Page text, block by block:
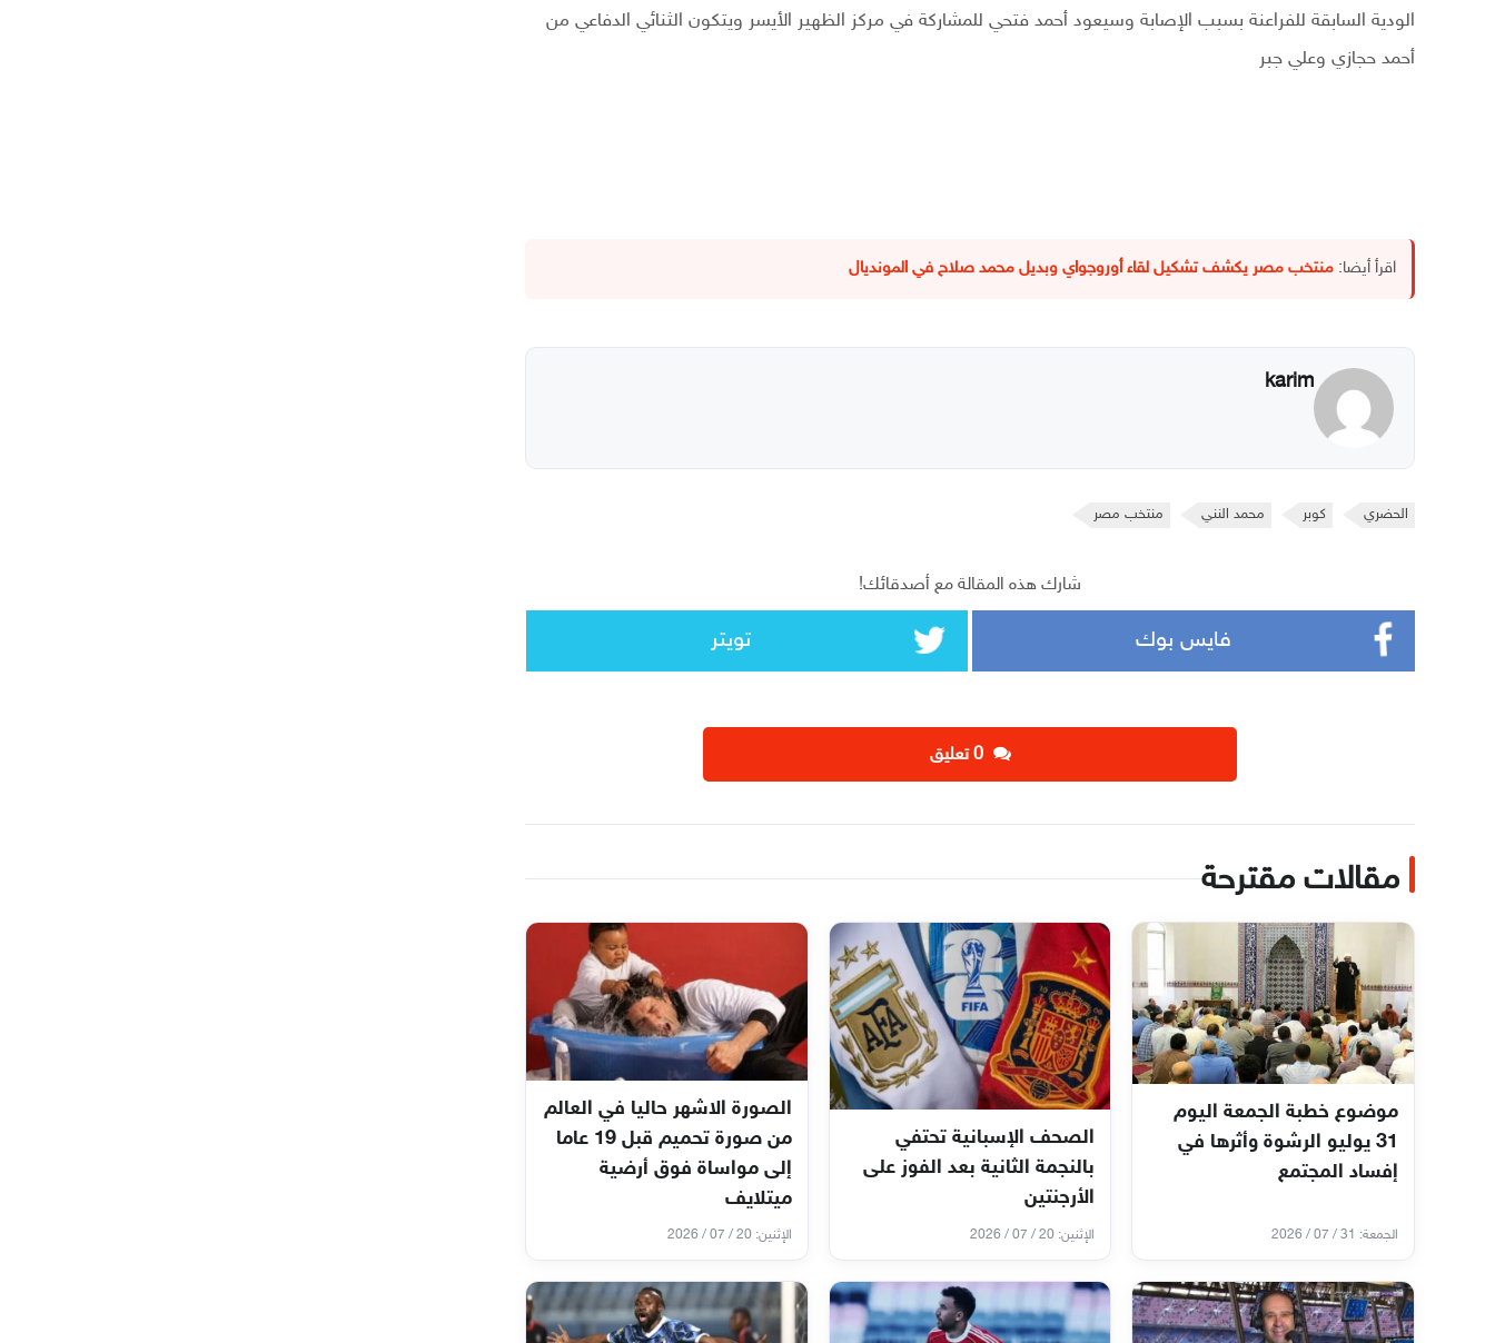
الودية السابقة للفراعنة بسبب الإصابة وسيعود أحمد فتحي للمشاركة في مركز الظهير الأيسر ويتكون الثنائي الدفاعي من
أحمد حجازي وعلي جبر
اقرأ أيضا: منتخب مصر يكشف تشكيل لقاء أوروجواي وبديل محمد صلاح في المونديال
karim
الحضري كوبر محمد النني منتخب مصر
شارك هذه المقالة مع أصدقائك!
فايس بوك تويتر
‫0 تعليق
مقالات مقترحة
موضوع خطبة الجمعة اليوم
31 يوليو الرشوة وأثرها في
إفساد المجتمع
الجمعة: 31 / 07 / 2026
الصحف الإسبانية تحتفي
بالنجمة الثانية بعد الفوز على
الأرجنتين
الإثنين: 20 / 07 / 2026
الصورة الاشهر حاليا في العالم
من صورة تحميم قبل 19 عاما
إلى مواساة فوق أرضية
ميتلايف
الإثنين: 20 / 07 / 2026